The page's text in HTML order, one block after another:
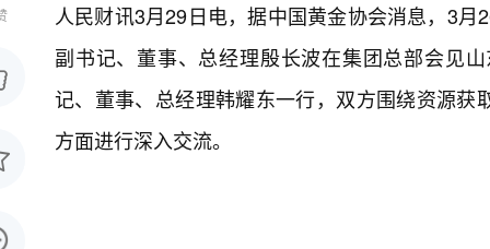
人民财讯3月29日电，据中国黄金协会消息，3月
副书记、董事、总经理殷长波在集团总部会见
记、董事、总经理韩耀东一行，双方围绕资源
方面进行深入交流。